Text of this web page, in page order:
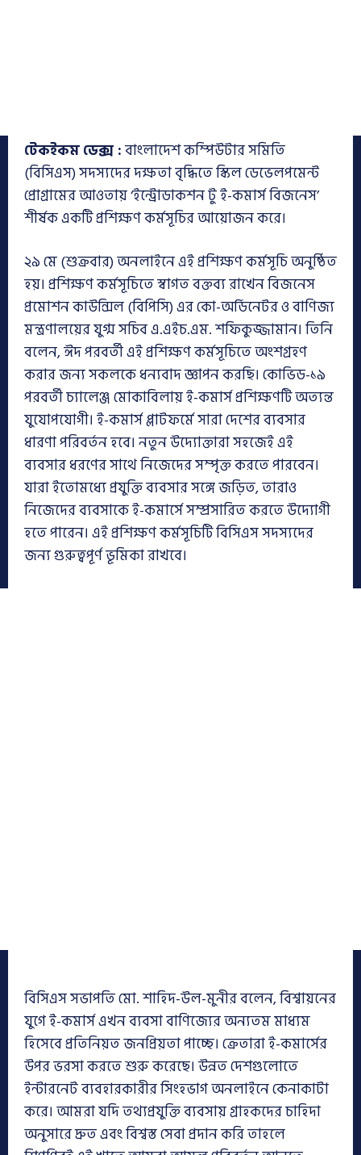
টেকইকম ডেক্স :বাংলাদেশ কম্পিউটার সমিতি
(বিসিএস) সদস্যদের দক্ষতা বৃদ্ধিতে স্কিল ডেভেলপমেন্ট
প্রোগ্রামের আওতায় ‘ইন্ট্রোডাকশন টু ই-কমার্স বিজনেস’
শীর্ষক একটি প্রশিক্ষণ কর্মসূচির আয়োজন করে।
২৯ মে (শুক্রবার) অনলাইনে এই প্রশিক্ষণ কর্মসূচি অনুষ্ঠিত
হয়। প্রশিক্ষণ কর্মসূচিতে স্বাগত বক্তব্য রাখেন বিজনেস
প্রমোশন কাউন্সিল (বিপিসি) এর কো-অর্ডিনেটর ও বাণিজ্য
মন্ত্রণালয়ের যুগ্ম সচিব এ.এইচ.এম. শফিকুজ্জামান। তিনি
বলেন, ঈদ পরবর্তী এই প্রশিক্ষণ কর্মসূচিতে অংশগ্রহণ
করার জন্য সকলকে ধন্যবাদ জ্ঞাপন করছি। কোভিড-১৯
পরবর্তী চ্যালেঞ্জ মোকাবিলায় ই-কমার্স প্রশিক্ষণটি অত্যন্ত
যুযোপযোগী। ই-কমার্স প্লাটফর্মে সারা দেশের ব্যবসার
ধারণা পরিবর্তন হবে। নতুন উদ্যোক্তারা সহজেই এই
ব্যবসার ধরণের সাথে নিজেদের সম্পৃক্ত করতে পারবেন।
যারা ইতোমধ্যে প্রযুক্তি ব্যবসার সঙ্গে জড়িত, তারাও
নিজেদের ব্যবসাকে ই-কমার্সে সম্প্রসারিত করতে উদ্যোগী
হতে পারেন। এই প্রশিক্ষণ কর্মসূচিটি বিসিএস সদস্যদের
জন্য গুরুত্বপূর্ণ ভূমিকা রাখবে।
বিসিএস সভাপতি মো. শাহিদ-উল-মুনীর বলেন, বিশ্বায়নের
যুগে ই-কমার্স এখন ব্যবসা বাণিজ্যের অন্যতম মাধ্যম
হিসেবে প্রতিনিয়ত জনপ্রিয়তা পাচ্ছে। ক্রেতারা ই-কমার্সের
উপর ভরসা করতে শুরু করেছে। উন্নত দেশগুলোতে
ইন্টারনেট ব্যবহারকারীর সিংহভাগ অনলাইনে কেনাকাটা
করে। আমরা যদি তথ্যপ্রযুক্তি ব্যবসায় গ্রাহকদের চাহিদা
অনুসারে দ্রুত এবং বিশ্বস্ত সেবা প্রদান করি তাহলে